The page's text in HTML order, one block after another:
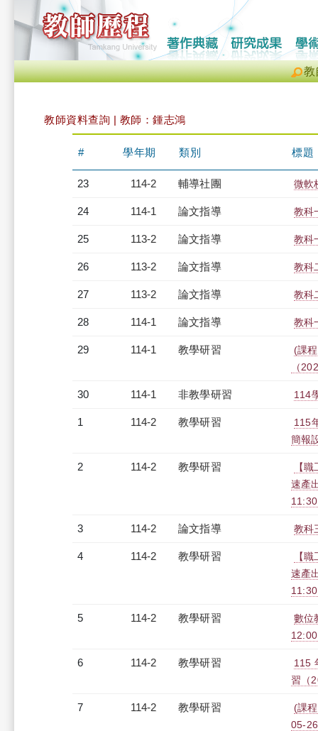
教
教師資料查詢 | 教師：鍾志鴻
# 學年期 類別 標題
23 114-2 輔導社團 微軟
24 114-1 論文指導 教科
25 113-2 論文指導 教科
26 113-2 論文指導 教科
27 113-2 論文指導 教科
28 114-1 論文指導 教科
29 114-1 教學研習
(課
（
30 114-1 非教學研習 114
1 114-2 教學研習
115
簡報
2 114-2 教學研習
【
速產
3 114-2 論文指導 教科
4 114-2 教學研習
【
速產
5 114-2 教學研習
數位
6 114-2 教學研習
115
習（
7 114-2 教學研習
(課
05-